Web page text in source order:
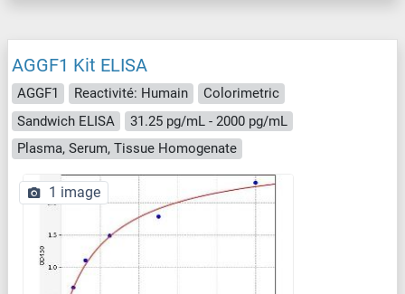
AGGF1 Kit ELISA
AGGF1 Reactivité: Humain
Colorimetric
Sandwich ELISA
31.25 pg/mL - 2000 pg/mL
Plasma, Serum, Tissue Homogenate
1 image